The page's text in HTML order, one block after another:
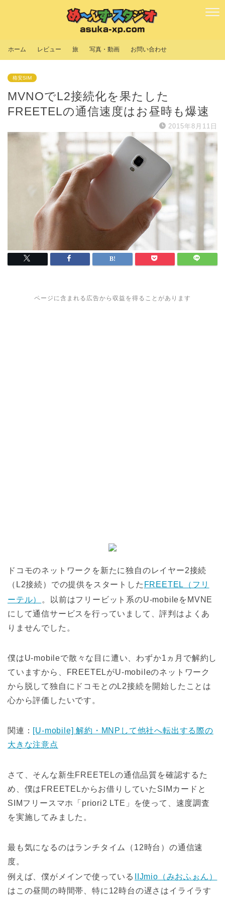
ホーム レビュー 旅 写真・動画 お問い合わせ
格安SIM
MVNOでL2接続化を果たした
FREETELの通信速度はお昼時も爆速
2015年8月11日
ページに含まれる広告から収益を得ることがあります
ドコモのネットワークを新たに独自のレイヤー2接続
（L2接続）での提供をスタートした FREETEL（フリ
ーテル）
。以前はフリービット系のU-mobileをMVNE
にして通信サービスを行っていまして、評判はよくあ
りませんでした。
僕はU-mobileで散々な目に遭い、わずか1ヵ月で解約し
ていますから、FREETELがU-mobileのネットワーク
から脱して独自にドコモとのL2接続を開始したことは
心から評価したいです。
関連： [U-mobile] 解約・MNPして他社へ転出する際の
大きな注意点
さて、そんな新生FREETELの通信品質を確認するた
め、僕はFREETELからお借りしていたSIMカードと
SIMフリースマホ「priori2 LTE」を使って、速度調査
を実施してみました。
最も気になるのはランチタイム（12時台）の通信速
度。
例えば、僕がメインで使っている
IIJmio（みおふぉん）
はこの昼間の時間帯、特に12時台の遅さはイライラす